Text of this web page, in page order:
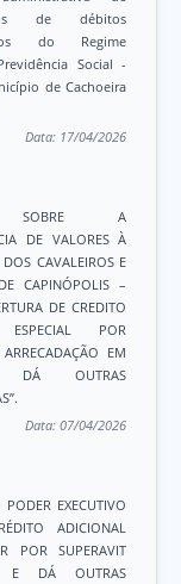
de débitos
do Regime
Social -
de Cachoeira
Data: 17/04/2026
SOBRE A
DE VALORES À
CAVALEIROS E
CAPINÓPOLIS –
DE CREDITO
ESPECIAL POR
EM
OUTRAS
Data:07/04/2026
EXECUTIVO
ADICIONAL
POR SUPERAVIT
E DÁ OUTRAS